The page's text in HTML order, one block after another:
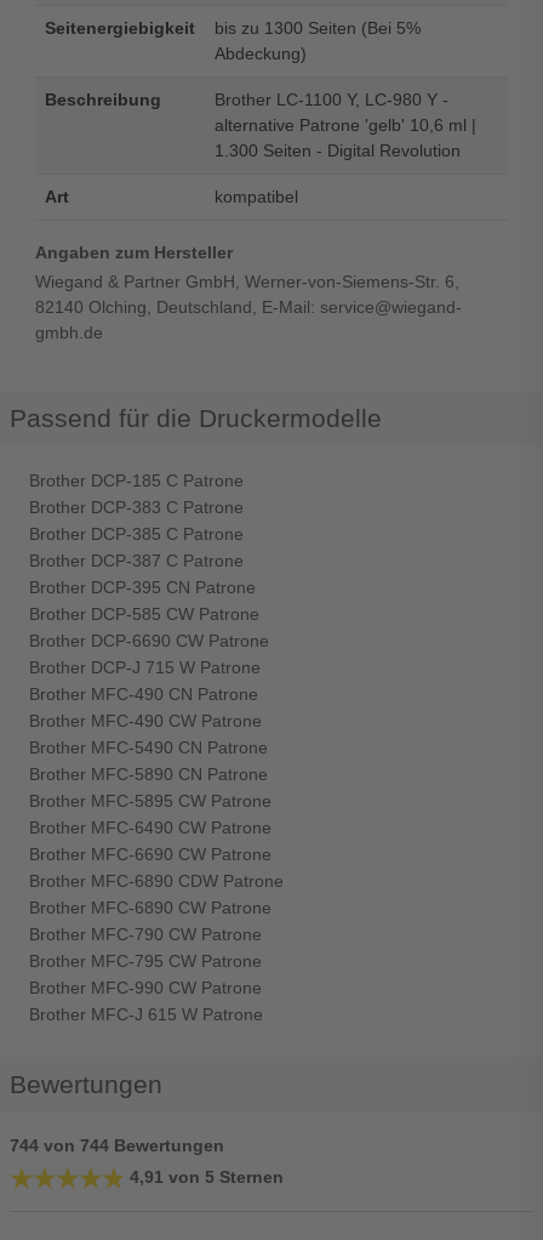
Seitenergiebigkeit
bis zu 1300 Seiten (Bei 5%
Abdeckung)
Beschreibung
Brother LC-1100 Y, LC-980 Y -
alternative Patrone 'gelb' 10,6 ml |
1.300 Seiten - Digital Revolution
Art kompatibel
Angaben zum Hersteller
Wiegand & Partner GmbH, Werner-von-Siemens-Str. 6,
82140 Olching, Deutschland, E-Mail: service@wiegand-
gmbh.de
Passend für die Druckermodelle
Brother DCP-185 C Patrone
Brother DCP-383 C Patrone
Brother DCP-385 C Patrone
Brother DCP-387 C Patrone
Brother DCP-395 CN Patrone
Brother DCP-585 CW Patrone
Brother DCP-6690 CW Patrone
Brother DCP-J 715 W Patrone
Brother MFC-490 CN Patrone
Brother MFC-490 CW Patrone
Brother MFC-5490 CN Patrone
Brother MFC-5890 CN Patrone
Brother MFC-5895 CW Patrone
Brother MFC-6490 CW Patrone
Brother MFC-6690 CW Patrone
Brother MFC-6890 CDW Patrone
Brother MFC-6890 CW Patrone
Brother MFC-790 CW Patrone
Brother MFC-795 CW Patrone
Brother MFC-990 CW Patrone
Brother MFC-J 615 W Patrone
Bewertungen
744 von 744 Bewertungen
★★★★★
★★★★★ 4,91 von 5 Sternen